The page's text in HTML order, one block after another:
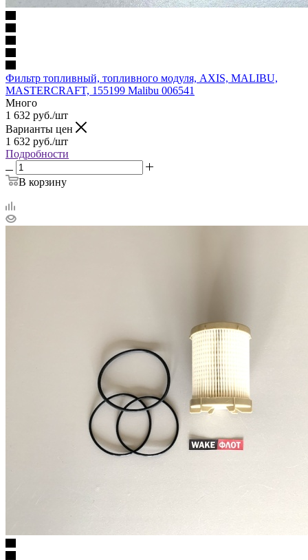
Фильтр топливный, топливного модуля, AXIS, MALIBU,
МASTERCRAFT, 155199 Malibu 006541
Много
1 632 руб./шт
Варианты цен
1 632 руб./шт
Подробности
В корзину